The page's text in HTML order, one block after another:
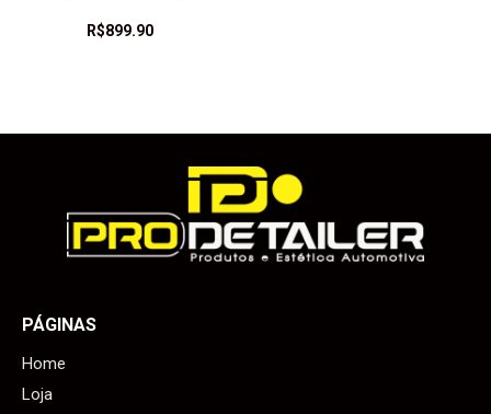
R$899.90
PÁGINAS
Home
Loja